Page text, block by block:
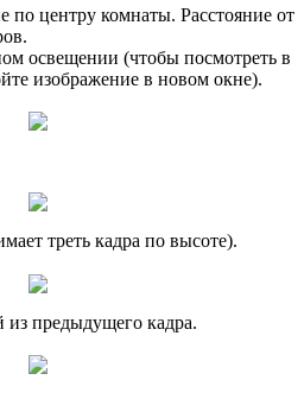
по центру комнаты. Расстояние от
освещении (чтобы посмотреть в
изображение в новом окне).
треть кадра по высоте).
из предыдущего кадра.